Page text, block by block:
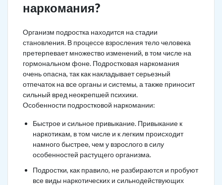
наркомания?
Организм подростка находится на стадии
становления. В процессе взросления тело человека
претерпевает множество изменений, в том числе на
гормональном фоне. Подростковая наркомания
очень опасна, так как накладывает серьезный
отпечаток на все органы и системы, а также приносит
сильный вред неокрепшей психики.
Особенности подростковой наркомании:
Быстрое и сильное привыкание. Привыкание к
наркотикам, в том числе и к легким происходит
намного быстрее, чем у взрослого в силу
особенностей растущего организма.
Подростки, как правило, не разбираются и пробуют
все виды наркотических и сильнодействующих